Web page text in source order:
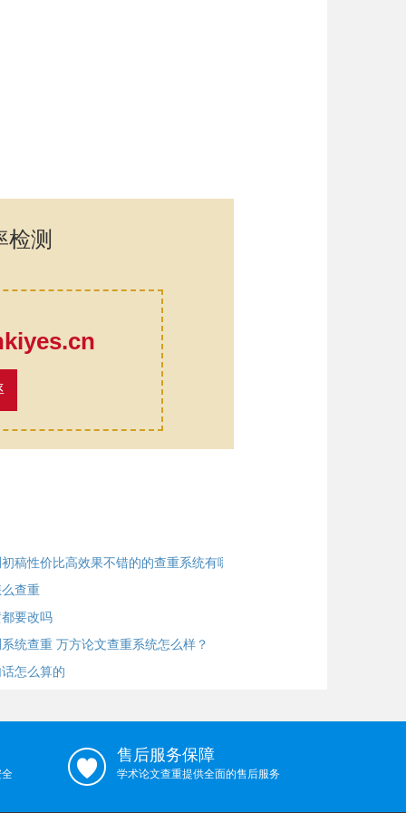
检测
稿性价比高效果不错的的查重系统有哪些
查重
要改吗
统查重 万方论文查重系统怎么样？
怎么算的
售后服务保障
学术论文查重提供全面的售后服务